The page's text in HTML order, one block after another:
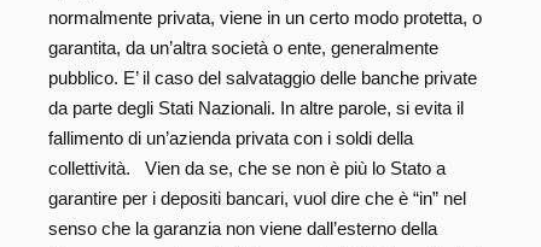
normalmente privata, viene in un certo modo protetta, o
garantita, da un’altra società o ente, generalmente
pubblico. E’ il caso del salvataggio delle banche private
da parte degli Stati Nazionali. In altre parole, si evita il
fallimento di un’azienda privata con i soldi della
collettività. Vien da se, che se non è più lo Stato a
garantire per i depositi bancari, vuol dire che è “in” nel
senso che la garanzia non viene dall’esterno della